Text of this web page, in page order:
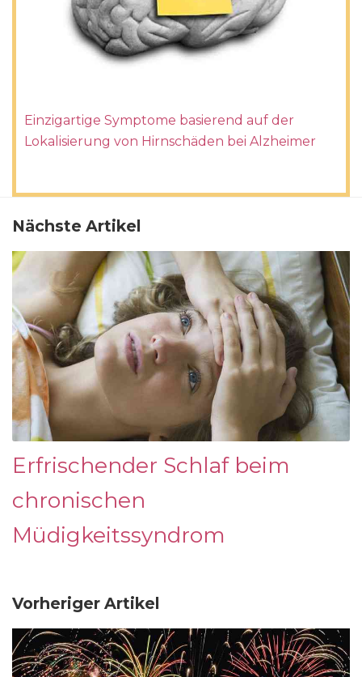
Einzigartige Symptome basierend auf der
Lokalisierung von Hirnschäden bei Alzheimer
Nächste Artikel
Erfrischender Schlaf beim
chronischen
Müdigkeitssyndrom
Vorheriger Artikel